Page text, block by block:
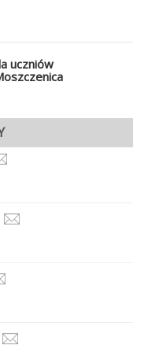
uczniów